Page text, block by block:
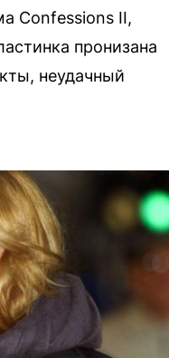
Confessions II,
пронизана
неудачный